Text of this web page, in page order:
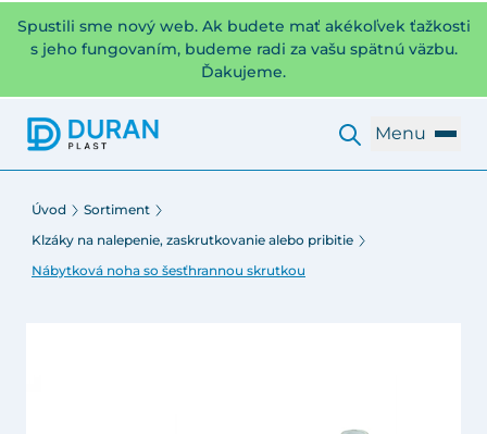
Spustili sme nový web. Ak budete mať akékoľvek ťažkosti
s jeho fungovaním, budeme radi za vašu spätnú väzbu.
Ďakujeme.
Menu
Úvod
Sortiment
Klzáky na nalepenie, zaskrutkovanie alebo pribitie
Nábytková noha so šesťhrannou skrutkou